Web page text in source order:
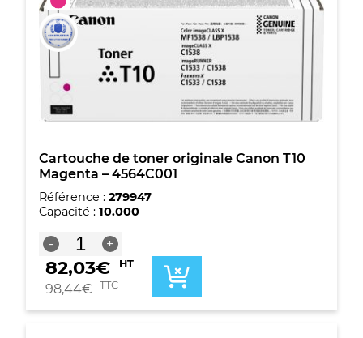
T10
-
4565C001
Cartouche de toner originale Canon T10
Magenta – 4564C001
Référence : 279947
Capacité : 10.000
-
quantité
de
Cartouche
de
originale
+
82,03€ HT
98,44€ TTC